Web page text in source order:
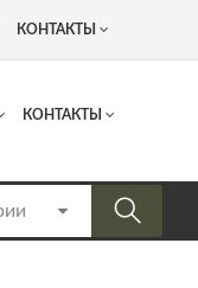
+7 (917) 537 17 16
КОНТАКТЫ
КОНТАКТЫ